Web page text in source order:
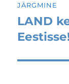
JÄRGMINE
Järgmine
postitus:
LAND